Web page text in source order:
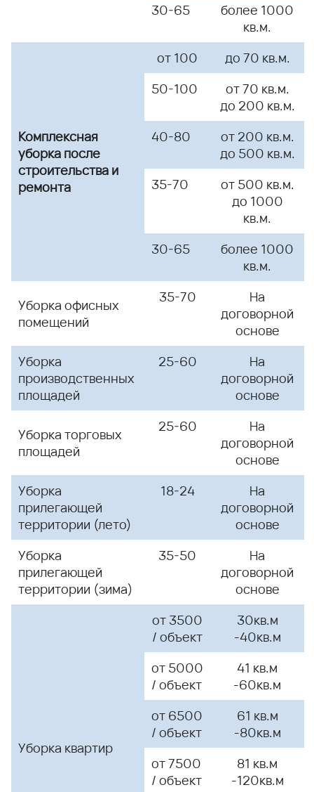
30-65
более 1000
кв.м.
Комплексная
уборка после
строительства и
ремонта
от 100
до 70 кв.м.
50-100
от 70 кв.м.
до 200 кв.м.
40-80
от 200 кв.м.
до 500 кв.м.
35-70
от 500 кв.м.
до 1000
кв.м.
30-65
более 1000
кв.м.
Уборка офисных
помещений
35-70
На
договорной
основе
Уборка
производственных
площадей
25-60
На
договорной
основе
Уборка торговых
площадей
25-60
На
договорной
основе
Уборка
прилегающей
территории (лето)
18-24
На
договорной
основе
Уборка
прилегающей
территории (зима)
35-50
На
договорной
основе
Уборка квартир
от 3500
/ объект
30кв.м
-40кв.м
от 5000
/ объект
41 кв.м
-60кв.м
от 6500
/ объект
61 кв.м
-80кв.м
от 7500
/ объект
81 кв.м
-120кв.м